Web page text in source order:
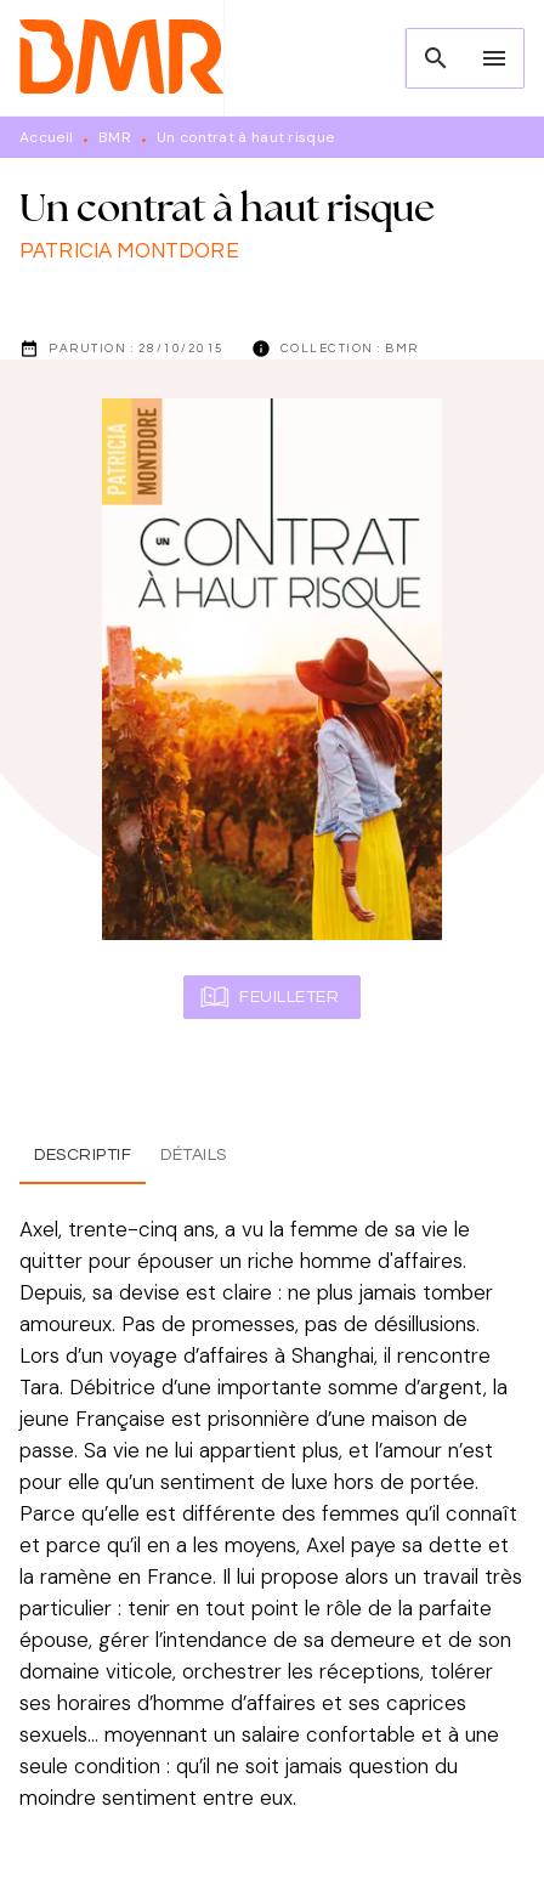
MENU RECHERCHE
PIED DE PAGE
search menu
Accueil • BMR • Un contrat à haut risque
Un contrat à haut risque
PATRICIA MONTDORE
date_range PARUTION : 28/10/2015 info COLLECTION : BMR
FEUILLETER
DESCRIPTIF DÉTAILS
Axel, trente-cinq ans, a vu la femme de sa vie le
quitter pour épouser un riche homme d'affaires.
Depuis, sa devise est claire : ne plus jamais tomber
amoureux. Pas de promesses, pas de désillusions.
Lors d’un voyage d’affaires à Shanghai, il rencontre
Tara. Débitrice d’une importante somme d’argent, la
jeune Française est prisonnière d’une maison de
passe. Sa vie ne lui appartient plus, et l’amour n’est
pour elle qu’un sentiment de luxe hors de portée.
Parce qu’elle est différente des femmes qu’il connaît
et parce qu’il en a les moyens, Axel paye sa dette et
la ramène en France. Il lui propose alors un travail très
particulier : tenir en tout point le rôle de la parfaite
épouse, gérer l’intendance de sa demeure et de son
domaine viticole, orchestrer les réceptions, tolérer
ses horaires d’homme d’affaires et ses caprices
sexuels… moyennant un salaire confortable et à une
seule condition : qu’il ne soit jamais question du
moindre sentiment entre eux.